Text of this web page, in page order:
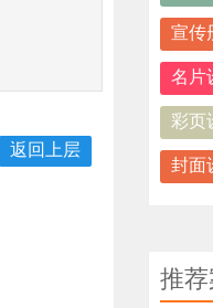
返回上层
宣传
名片
彩页
封面
推荐